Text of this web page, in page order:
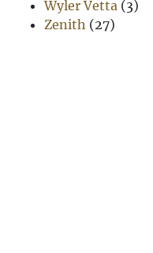
Wyler Vetta (3)
Zenith (27)